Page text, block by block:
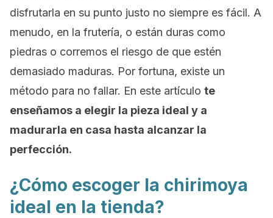
disfrutarla en su punto justo no siempre es fácil. A
menudo, en la frutería, o están duras como
piedras o corremos el riesgo de que estén
demasiado maduras. Por fortuna, existe un
método para no fallar. En este artículo te
enseñamos a elegir la pieza ideal y a
madurarla en casa hasta alcanzar la
perfección.
¿Cómo escoger la chirimoya
ideal en la tienda?